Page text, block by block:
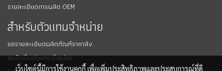
รายละเอียดการผลิต OEM
สำหรับตัวแทนจำหน่าย
ขอรายละเอียดผลิตภัณฑ์ราคาส่ง
สนใจเป็นตัวแทนจำหน่าย
เว็บไซต์นี้มีการใช้งานคุกกี้ เพื่อเพิ่มประสิทธิภาพและประสบการณ์ที่ดี